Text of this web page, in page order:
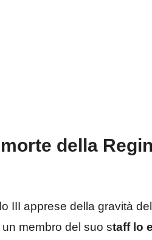
della
III apprese della gravità
un membro del suo staff lo